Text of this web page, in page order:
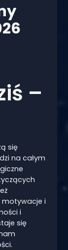
–
się
na całym
i
i
się